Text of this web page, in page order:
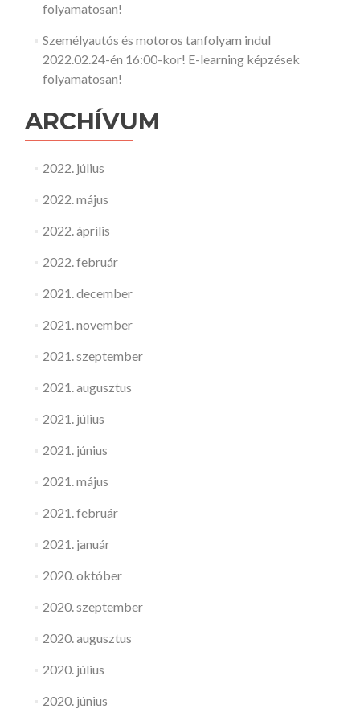
folyamatosan!
Személyautós és motoros tanfolyam indul
2022.02.24-én 16:00-kor! E-learning képzések
folyamatosan!
ARCHÍVUM
2022. július
2022. május
2022. április
2022. február
2021. december
2021. november
2021. szeptember
2021. augusztus
2021. július
2021. június
2021. május
2021. február
2021. január
2020. október
2020. szeptember
2020. augusztus
2020. július
2020. június